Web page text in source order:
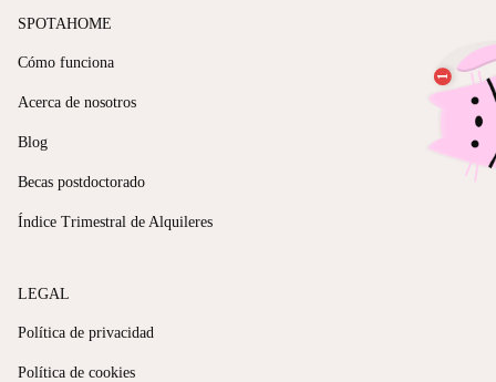
SPOTAHOME
Cómo funciona
Acerca de nosotros
Blog
Becas postdoctorado
Índice Trimestral de Alquileres
LEGAL
Política de privacidad
Política de cookies